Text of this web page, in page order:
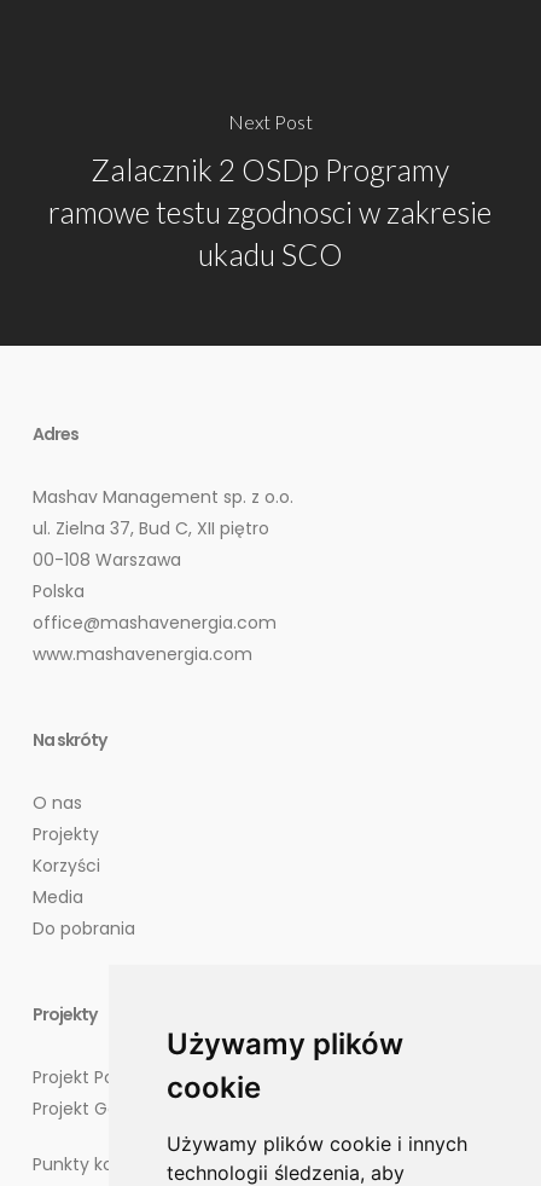
Używamy plików
cookie
Używamy plików cookie i innych
technologii śledzenia, aby
Next Post
Zalacznik 2 OSDp Programy
ramowe testu zgodnosci w zakresie
ukadu SCO
Adres
Mashav Management sp. z o.o.
ul. Zielna 37, Bud C, XII piętro
00-108 Warszawa
Polska
office@mashavenergia.com
www.mashavenergia.com
Na skróty
O nas
Projekty
Korzyści
Media
Do pobrania
Projekty
Projekt Potęgowo
Projekt Goliat
Punkty kontaktowe dla mieszkańców